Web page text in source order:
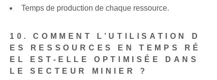
Temps de production de chaque ressource.
10. COMMENT L’UTILISATION D
ES RESSOURCES EN TEMPS RÉ
EL EST-ELLE OPTIMISÉE DANS
LE SECTEUR MINIER ?